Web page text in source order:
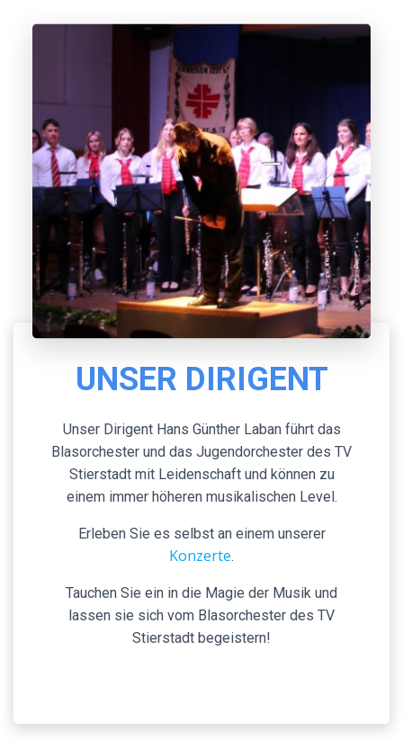
UNSER DIRIGENT
Unser Dirigent Hans Günther Laban führt das
Blasorchester und das Jugendorchester des TV
Stierstadt mit Leidenschaft und können zu
einem immer höheren musikalischen Level.
Erleben Sie es selbst an einem unserer
Konzerte.
Tauchen Sie ein in die Magie der Musik und
lassen sie sich vom Blasorchester des TV
Stierstadt begeistern!